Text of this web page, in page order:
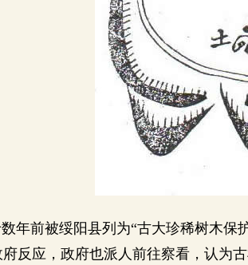
年前被绥阳县列为“古大珍稀树木保
府反应，政府也派人前往察看，认为